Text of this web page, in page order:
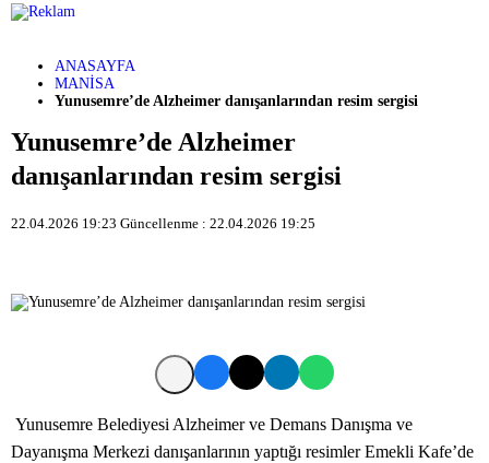
ANASAYFA
MANİSA
Yunusemre’de Alzheimer danışanlarından resim sergisi
Yunusemre’de Alzheimer
danışanlarından resim sergisi
22.04.2026 19:23 Güncellenme : 22.04.2026 19:25
Yunusemre Belediyesi Alzheimer ve Demans Danışma ve
Dayanışma Merkezi danışanlarının yaptığı resimler Emekli Kafe’de